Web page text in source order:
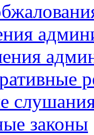
законы